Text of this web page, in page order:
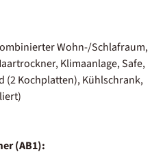
Wohn-/Schlafraum,
Klimaanlage, Safe,
(2 Kochplatten), Kühlschrank,
(AB1):